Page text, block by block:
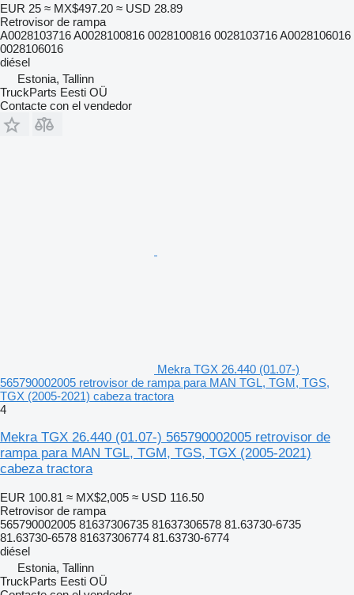
EUR 25 ≈ MX$497.20 ≈ USD 28.89
Retrovisor de rampa
A0028103716 A0028100816 0028100816 0028103716 A0028106016
0028106016
diésel
Estonia, Tallinn
TruckParts Eesti OÜ
Contacte con el vendedor
Mekra TGX 26.440 (01.07-)
565790002005 retrovisor de rampa para MAN TGL, TGM, TGS,
TGX (2005-2021) cabeza tractora
4
Mekra TGX 26.440 (01.07-) 565790002005 retrovisor de
rampa para MAN TGL, TGM, TGS, TGX (2005-2021)
cabeza tractora
EUR 100.81 ≈ MX$2,005 ≈ USD 116.50
Retrovisor de rampa
565790002005 81637306735 81637306578 81.63730-6735
81.63730-6578 81637306774 81.63730-6774
diésel
Estonia, Tallinn
TruckParts Eesti OÜ